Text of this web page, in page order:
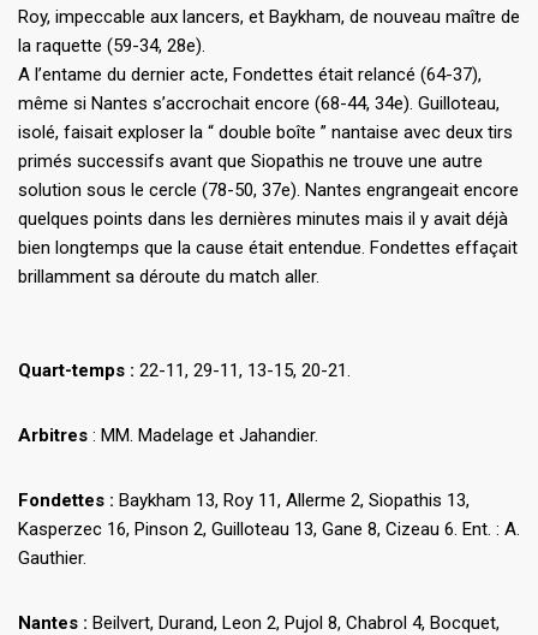
Roy, impeccable aux lancers, et Baykham, de nouveau maître de
la raquette (59-34, 28e).
A l’entame du dernier acte, Fondettes était relancé (64-37),
même si Nantes s’accrochait encore (68-44, 34e). Guilloteau,
isolé, faisait exploser la “ double boîte ” nantaise avec deux tirs
primés successifs avant que Siopathis ne trouve une autre
solution sous le cercle (78-50, 37e). Nantes engrangeait encore
quelques points dans les dernières minutes mais il y avait déjà
bien longtemps que la cause était entendue. Fondettes effaçait
brillamment sa déroute du match aller.
Quart-temps : 22-11, 29-11, 13-15, 20-21.
Arbitres : MM. Madelage et Jahandier.
Fondettes : Baykham 13, Roy 11, Allerme 2, Siopathis 13,
Kasperzec 16, Pinson 2, Guilloteau 13, Gane 8, Cizeau 6. Ent. : A.
Gauthier.
Nantes : Beilvert, Durand, Leon 2, Pujol 8, Chabrol 4, Bocquet,